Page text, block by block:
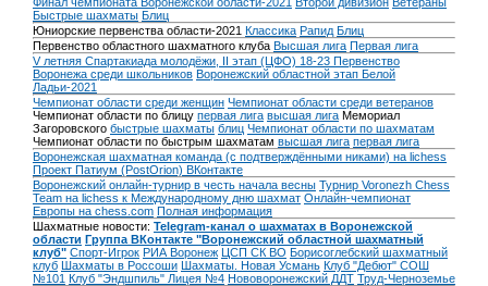
Быстрые шахматы Блиц
Юниорские первенства области-2021 Классика Рапид Блиц
Первенство областного шахматного клуба Высшая лига Первая лига
V летняя Спартакиада молодёжи, II этап (ЦФО) 18-23 Первенство
Воронежа среди школьников Воронежский областной этап Белой
Ладьи-2021
Чемпионат области среди женщин Чемпионат области среди ветеранов
Чемпионат области по блицу первая лига высшая лига Мемориал
Загоровского быстрые шахматы блиц Чемпионат области по шахматам
Чемпионат области по быстрым шахматам высшая лига первая лига
Воронежская шахматная команда (с подтверждёнными никами) на lichess
Проект Патиум (PostOrion) ВКонтакте
Воронежский онлайн-турнир в честь начала весны Турнир Voronezh Chess
Team на lichess к Международному дню шахмат Онлайн-чемпионат
Европы на chess.com Полная информация
Шахматные новости: Telegram-канал о шахматах в Воронежской
области Группа ВКонтакте "Воронежский областной шахматный
клуб" Спорт-Игрок РИА Воронеж ЦСП СК ВО Борисоглебский шахматный
клуб Шахматы в Россоши Шахматы. Новая Усмань Клуб "Дебют" СОШ
№101 Клуб "Эндшпиль" Лицея №4 Нововоронежский ДДТ Труд-Черноземье